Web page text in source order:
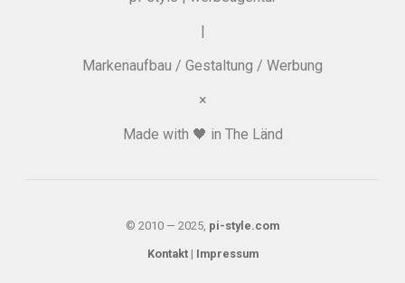
Markenaufbau / Gestaltung / Werbung
×
Made with 🖤 in The Länd
© 2010 — 2025, pi-style.com
Kontakt| Impressum